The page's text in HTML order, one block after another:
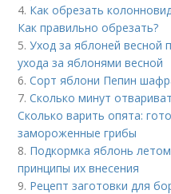
4. Как обрезать
Как правильно обрезать?
5.Уход за яблоней весной
ухода за яблонями весной
6.Сорт яблони Пепин
7.Сколько минут
Сколько варить опята:
замороженные грибы
8. Подкормка яблонь
принципы их внесения
9. Рецепт заготовки для